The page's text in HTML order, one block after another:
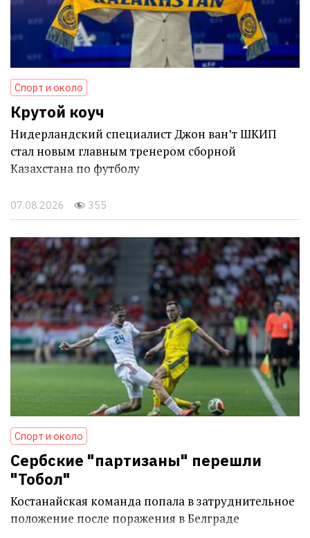
Спорт и около
Крутой коуч
Нидерландский специалист Джон ван’т ШКИП
стал новым главным тренером сборной
Казахстана по футболу
07.08.2026 355
Спорт и около
Сербские "партизаны" перешли
"Тобол"
Костанайская команда попала в затруднительное
положение после поражения в Белграде